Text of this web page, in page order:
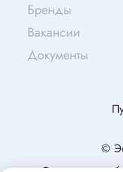
Бренды
Вакансии
Документы
©